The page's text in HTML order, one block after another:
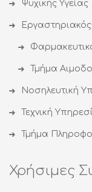
Ψυχικής Υγείας
Τμήμα
Νοσηλευτική
Τεχνική
Τμήμα
Χρήσιμες